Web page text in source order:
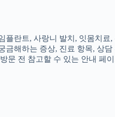
란트, 사랑니 발치, 잇몸치
해하는 증상, 진료 항목, 상
전 참고할 수 있는 안내 페